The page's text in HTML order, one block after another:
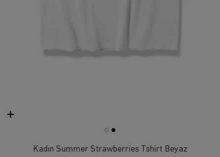
Kadın Summer Strawberries Tshirt Beyaz